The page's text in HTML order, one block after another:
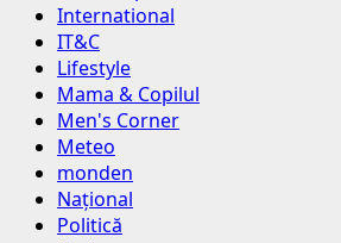
International
IT&C
Lifestyle
Mama & Copilul
Men's Corner
Meteo
monden
Național
Politică